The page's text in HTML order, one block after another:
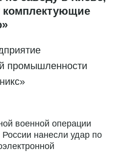
промышленности
военной операции
нанесли удар по